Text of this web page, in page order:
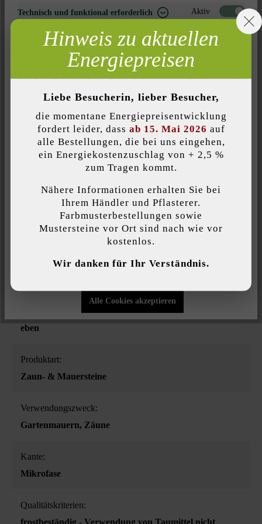
Seite ausdrucken
Der Modulus Pur Zaun- & Mauerstein überzeugt durch seine
moderne Steinlänge und die wunderschön zur Geltung
kommenden Schattierungen und Nuancierungen. Möglich macht
dies das einzigartige, patentierte Steinsystem. Darüber hinaus
können durch die spezielle Bauweise des Modulus Pur Zaun- &
Mauersteins unterschiedliche Farben für die Außen- und die
Innenseite von Mauern gewählt werden.
Oberflächenstruktur:
eben
Produktart:
Zaun- & Mauersteine
Verwendungszweck:
Gartenmauern, Zäune
Kante:
Mikrofase
Qualitätskriterien:
Technisch und funktional erforderlich Aktiv
Marketing Inaktiv
Inaktiv
Komfort (Seitenfunktionalität) Inaktiv
Inaktiv
Individuelle Cookies akzeptieren
Funktionalität bieten zu können...Mehr Informationen
Individuelle Einstellungen
Alle Cookies akzeptieren
Hinweis zu aktuellen
Energiepreisen
Liebe Besucherin, lieber Besucher,
die momentane Energiepreisentwicklung
fordert leider, dass ab 15. Mai 2026 auf
alle Bestellungen, die bei uns eingehen,
ein Energiekostenzuschlag von + 2,5 %
zum Tragen kommt.
Nähere Informationen erhalten Sie bei
Ihrem Händler und Pflasterer.
Farbmusterbestellungen sowie
Mustersteine vor Ort sind nach wie vor
kostenlos.
Wir danken für Ihr Verständnis.